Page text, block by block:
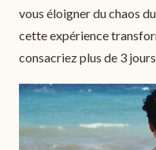
vous éloigner du chaos
cette expérience
consacriez plus de 3